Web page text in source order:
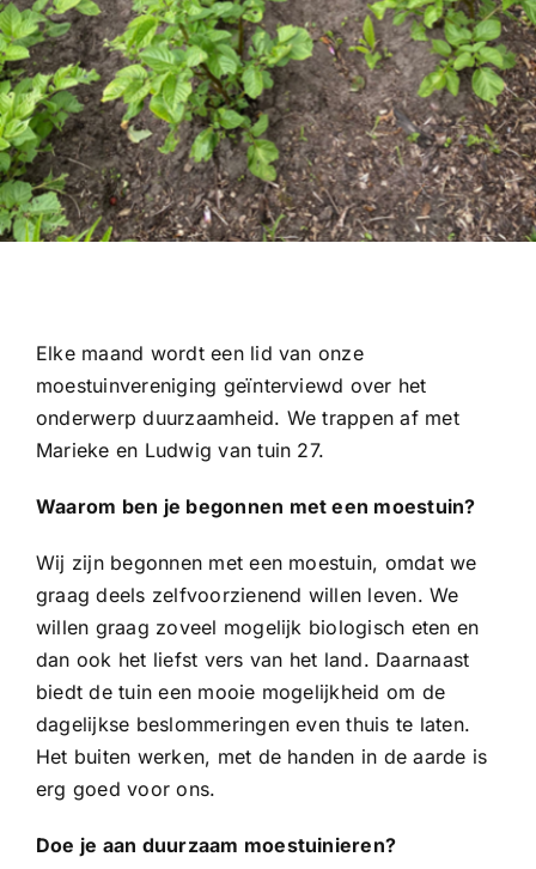
Elke maand wordt een lid van onze
moestuinvereniging geïnterviewd over het
onderwerp duurzaamheid. We trappen af met
Marieke en Ludwig van tuin 27.
Waarom ben je begonnen met een moestuin?
Wij zijn begonnen met een moestuin, omdat we
graag deels zelfvoorzienend willen leven. We
willen graag zoveel mogelijk biologisch eten en
dan ook het liefst vers van het land. Daarnaast
biedt de tuin een mooie mogelijkheid om de
dagelijkse beslommeringen even thuis te laten.
Het buiten werken, met de handen in de aarde is
erg goed voor ons.
Doe je aan duurzaam moestuinieren?